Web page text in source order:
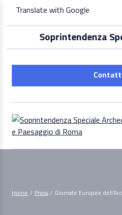
content
Translate with Google
Soprintendenza
Home / Press / Giornate Europee